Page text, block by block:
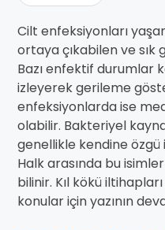
Cilt enfeksiyonları
ortaya çıkabilen ve sık
Bazı enfektif durumlar
izleyerek gerileme
enfeksiyonlarda ise
olabilir. Bakteriyel
genellikle kendine özgü
Halk arasında bu
bilinir. Kıl kökü
konular için yazının